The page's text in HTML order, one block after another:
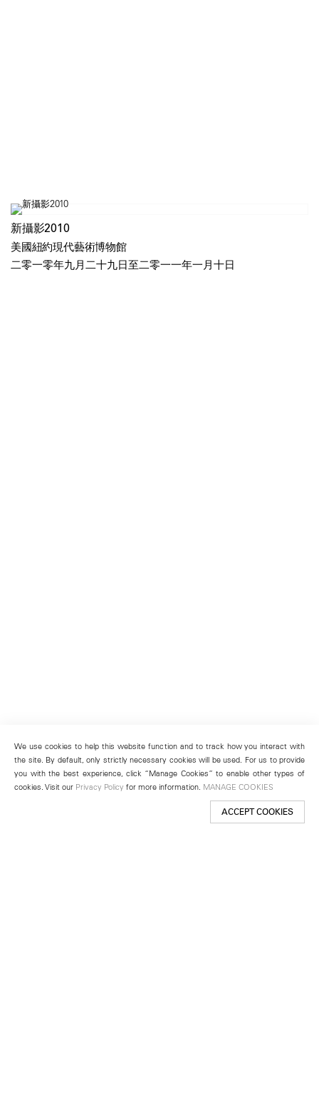
新攝影2010
美國紐約現代藝術博物館
二零一零年九月二十九日至二零一一年一月十日
We use cookies to help this website function and to track how you interact with
the site. By default, only strictly necessary cookies will be used. For us to provide
you with the best experience, click “Manage Cookies” to enable other types of
cookies. Visit our Privacy Policy for more information. MANAGE COOKIES
ACCEPT COOKIES